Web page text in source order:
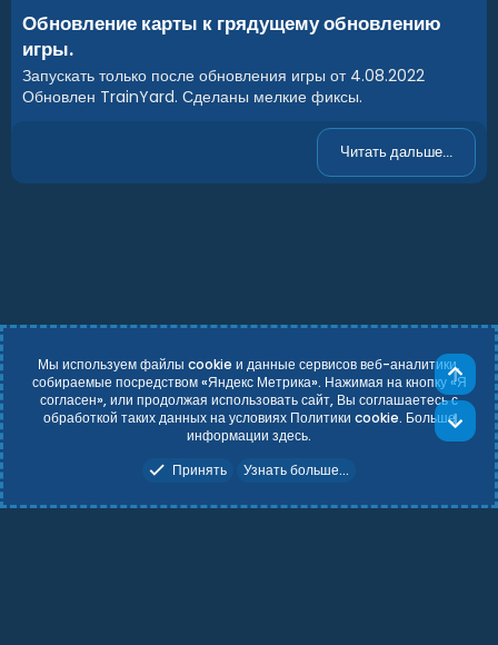
Sphere
Quarry
Junkyard
Metro
Обновление карты к грядущему обновлению
игры.
Запускать только после обновления игры от 4.08.2022
Обновлен TrainYard. Сделаны мелкие фиксы.
Читать дальше...
Russian (RU)
Условия и правила
Политика конфиденциальности
Справка Главная
R
Мы используем файлы cookie и данные сервисов веб-аналитики,
собираемые посредством «Яндекс Метрика». Нажимая на кнопку «Я
согласен», или продолжая использовать сайт, Вы соглашаетесь с
обработкой таких данных на условиях Политики cookie. Больше
информации здесь.
Принять
Узнать больше...